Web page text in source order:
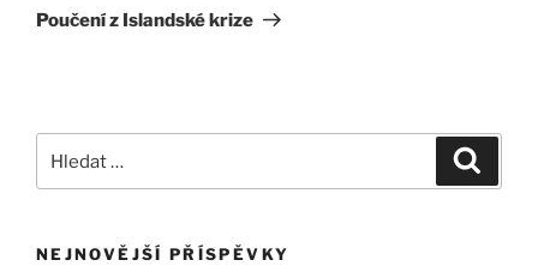
příspěvek
Poučení z Islandské krize
NEJNOVĚJŠÍ PŘÍSPĚVKY